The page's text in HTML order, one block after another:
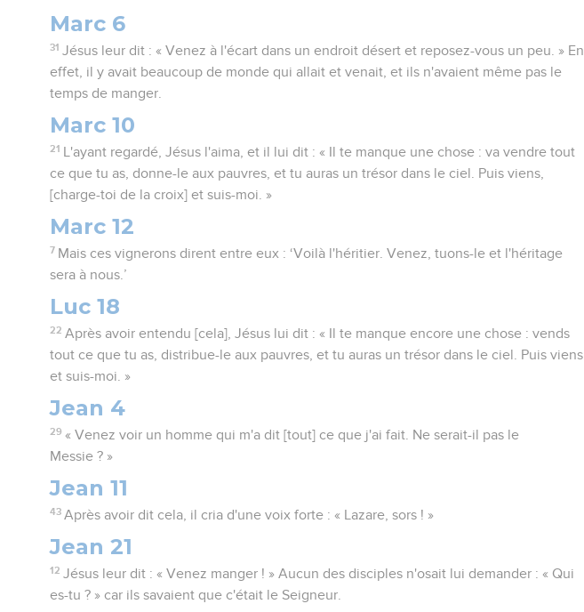
Marc 6
31 Jésus leur dit : « Venez à l'écart dans un endroit désert et reposez-vous un peu. » En
effet, il y avait beaucoup de monde qui allait et venait, et ils n'avaient même pas le
temps de manger.
Marc 10
21
L'ayant regardé, Jésus l'aima, et il lui dit : « Il te manque une chose : va vendre tout
ce que tu as, donne-le aux pauvres, et tu auras un trésor dans le ciel. Puis viens,
[charge-toi de la croix] et suis-moi. »
Marc 12
7 Mais ces vignerons dirent entre eux : ‘Voilà l'héritier. Venez, tuons-le et l'héritage
sera à nous.’
Luc 18
22 Après avoir entendu [cela], Jésus lui dit : « Il te manque encore une chose : vends
tout ce que tu as, distribue-le aux pauvres, et tu auras un trésor dans le ciel. Puis viens
et suis-moi. »
Jean 4
29 « Venez voir un homme qui m'a dit [tout] ce que j'ai fait. Ne serait-il pas le
Messie ? »
Jean 11
43 Après avoir dit cela, il cria d'une voix forte : « Lazare, sors ! »
Jean 21
12 Jésus leur dit : « Venez manger ! » Aucun des disciples n'osait lui demander : « Qui
es-tu ? » car ils savaient que c'était le Seigneur.